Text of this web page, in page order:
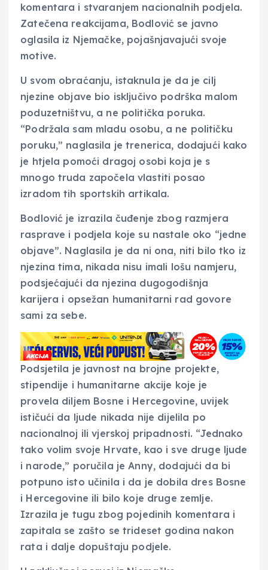
komentara i stvaranjem nacionalnih podjela.
Zatečena reakcijama, Bodlović se javno
oglasila iz Njemačke, pojašnjavajući svoje
motive.
U svom obraćanju, istaknula je da je cilj
njezine objave bio isključivo podrška malom
poduzetništvu, a ne politička poruka.
“Podržala sam mladu osobu, a ne političku
poruku,” naglasila je trenerica, dodajući kako
je htjela pomoći dragoj osobi koja je s
mnogo truda započela vlastiti posao
izradom tih sportskih artikala.
Bodlović je izrazila čuđenje zbog razmjera
rasprave i podjela koje su nastale oko “jedne
objave”. Naglasila je da ni ona, niti bilo tko iz
njezina tima, nikada nisu imali lošu namjeru,
podsjećajući da njezina dugogodišnja
karijera i opsežan humanitarni rad govore
sami za sebe.
Podsjetila je javnost na brojne projekte,
stipendije i humanitarne akcije koje je
provela diljem Bosne i Hercegovine, uvijek
ističući da ljude nikada nije dijelila po
nacionalnoj ili vjerskoj pripadnosti. “Jednako
tako volim svoje Hrvate, kao i sve druge ljude
i narode,” poručila je Anny, dodajući da bi
potpuno isto učinila i da je dobila dres Bosne
i Hercegovine ili bilo koje druge zemlje.
Izrazila je tugu zbog pojedinih komentara i
zapitala se zašto se trideset godina nakon
rata i dalje dopuštaju podjele.